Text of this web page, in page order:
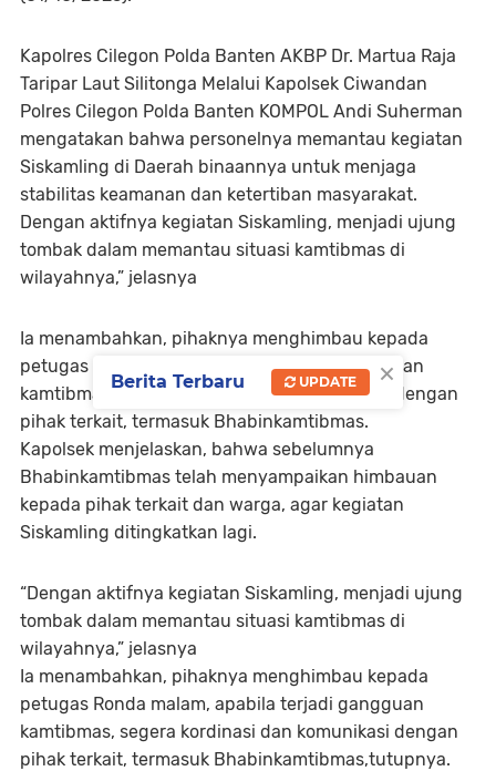
Kapolres Cilegon Polda Banten AKBP Dr. Martua Raja
Taripar Laut Silitonga Melalui Kapolsek Ciwandan
Polres Cilegon Polda Banten KOMPOL Andi Suherman
mengatakan bahwa personelnya memantau kegiatan
Siskamling di Daerah binaannya untuk menjaga
stabilitas keamanan dan ketertiban masyarakat.
Dengan aktifnya kegiatan Siskamling, menjadi ujung
tombak dalam memantau situasi kamtibmas di
wilayahnya,” jelasnya
Ia menambahkan, pihaknya menghimbau kepada
petugas Ronda malam, apabila terjadi gangguan
kamtibmas, segera kordinasi dan komunikasi dengan
pihak terkait, termasuk Bhabinkamtibmas.
Kapolsek menjelaskan, bahwa sebelumnya
Bhabinkamtibmas telah menyampaikan himbauan
kepada pihak terkait dan warga, agar kegiatan
Siskamling ditingkatkan lagi.
“Dengan aktifnya kegiatan Siskamling, menjadi ujung
tombak dalam memantau situasi kamtibmas di
wilayahnya,” jelasnya
Ia menambahkan, pihaknya menghimbau kepada
petugas Ronda malam, apabila terjadi gangguan
kamtibmas, segera kordinasi dan komunikasi dengan
pihak terkait, termasuk Bhabinkamtibmas,tutupnya.
×
Berita Terbaru UPDATE